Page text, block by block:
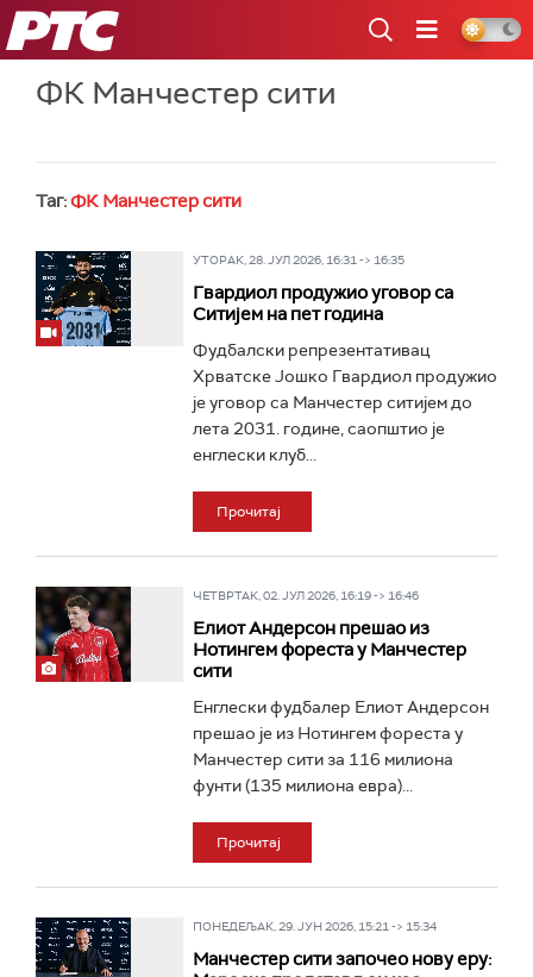
РТС
ФК Манчестер сити
Таг:ФК Манчестер сити
УТОРАК, 28. ЈУЛ 2026, 16:31 -> 16:35
Гвардиол продужио уговор са
Ситијем на пет година
Фудбалски репрезентативац
Хрватске Јошко Гвардиол продужио
је уговор са Манчестер ситијем до
лета 2031. године, саопштио је
енглески клуб...
Прочитај
ЧЕТВРТАК, 02. ЈУЛ 2026, 16:19 -> 16:46
Елиот Андерсон прешао из
Нотингем фореста у Манчестер
сити
Енглески фудбалер Елиот Андерсон
прешао је из Нотингем фореста у
Манчестер сити за 116 милиона
фунти (135 милиона евра)...
Прочитај
ПОНЕДЕЉАК, 29. ЈУН 2026, 15:21 -> 15:34
Манчестер сити започео нову еру: